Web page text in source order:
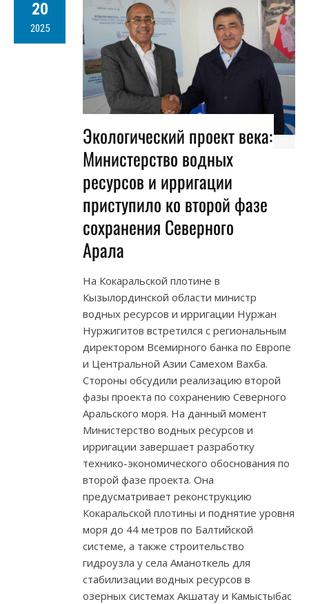
20
2025
Экологический проект века:
Министерство водных
ресурсов и ирригации
приступило ко второй фазе
сохранения Северного
Арала
На Кокаральской плотине в
Кызылординской области министр
водных ресурсов и ирригации Нуржан
Нуржигитов встретился с региональным
директором Всемирного банка по Европе
и Центральной Азии Самехом Вахба.
Стороны обсудили реализацию второй
фазы проекта по сохранению Северного
Аральского моря. На данный момент
Министерство водных ресурсов и
ирригации завершает разработку
технико-экономического обоснования по
второй фазе проекта. Она
предусматривает реконструкцию
Кокаральской плотины и поднятие уровня
моря до 44 метров по Балтийской
системе, а также строительство
гидроузла у села Аманоткель для
стабилизации водных ресурсов в
озерных системах Акшатау и Камыстыбас